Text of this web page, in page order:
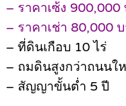
– ราคาเซ้ง 900,000
– ราคาเช่า 80,000
– ที่ดินเกือบ 10 ไร่
– ถมดินสูงกว่าถนนใ
– สัญญาขั้นต่ำ 5 ปี